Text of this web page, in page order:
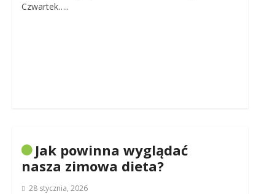
Czwartek…..
Jak powinna wyglądać
nasza zimowa dieta?
28 stycznia, 2026